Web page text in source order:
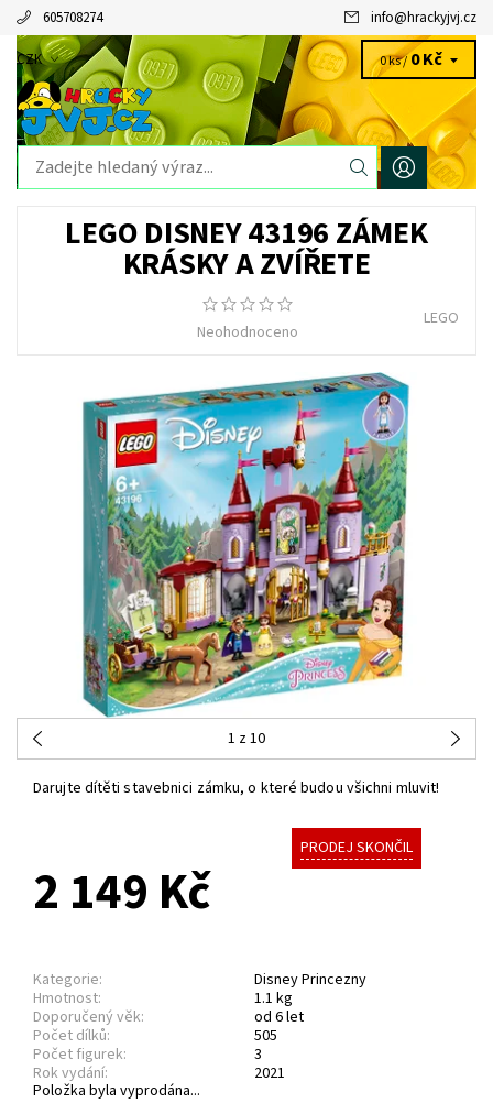
605708274 info@hrackyjvj.cz
CZK 0 ks /0 Kč
LEGO DISNEY 43196 ZÁMEK
KRÁSKY A ZVÍŘETE
Neohodnoceno
LEGO
1 z 10
Darujte dítěti stavebnici zámku, o které budou všichni mluvit!
PRODEJ SKONČIL
2 149 Kč
Kategorie:
Disney Princezny
Hmotnost:
1.1 kg
Doporučený věk:
od 6 let
Počet dílků:
505
Počet figurek:
3
Rok vydání:
2021
Položka byla vyprodána...